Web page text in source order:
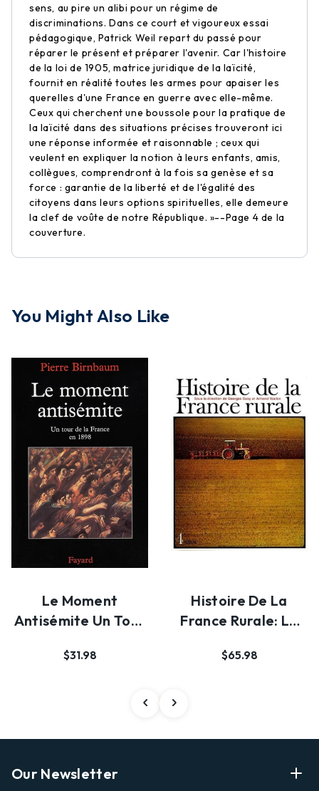
sens, au pire un alibi pour un régime de
discriminations. Dans ce court et vigoureux essai
pédagogique, Patrick Weil repart du passé pour
réparer le présent et préparer l'avenir. Car l'histoire
de la loi de 1905, matrice juridique de la laïcité,
fournit en réalité toutes les armes pour apaiser les
querelles d'une France en guerre avec elle-même.
Ceux qui cherchent une boussole pour la pratique de
la laïcité dans des situations précises trouveront ici
une réponse informée et raisonnable ; ceux qui
veulent en expliquer la notion à leurs enfants, amis,
collègues, comprendront à la fois sa genèse et sa
force : garantie de la liberté et de l'égalité des
citoyens dans leurs options spirituelles, elle demeure
la clef de voûte de notre République. »--Page 4 de la
couverture.
You Might Also Like
Le Moment
Antisémite Un Tour
1898
$31.98
Histoire De La
France Rurale: La
$65.98
Our Newsletter